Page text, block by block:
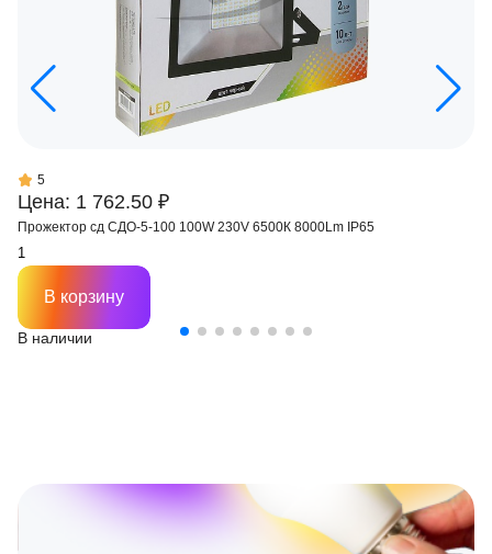
Цена: 1 762.50 ₽
5
Прожектор сд СДО-5-100 100W 230V 6500К 8000Lm IP65
В наличии
В корзину